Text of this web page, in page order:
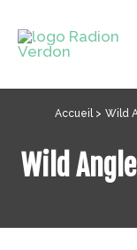
contenu
Accueil Wild
Wild